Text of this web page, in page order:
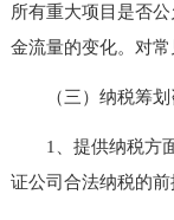
所有重大项目是否
金流量的变化。对常
（三）纳税筹划
1、提供纳税方面
证公司合法纳税的前